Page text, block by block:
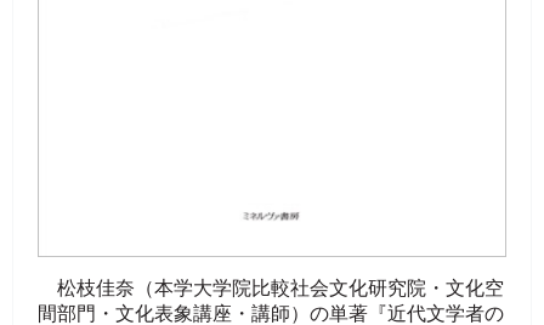
松枝佳奈（本学大学院比較社会文化研究院・文化空
間部門・文化表象講座・講師）の単著『近代文学者の